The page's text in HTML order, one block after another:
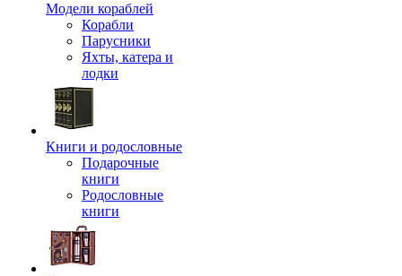
Модели кораблей
Корабли
Парусники
Яхты, катера и
лодки
Книги и родословные
Подарочные
книги
Родословные
книги